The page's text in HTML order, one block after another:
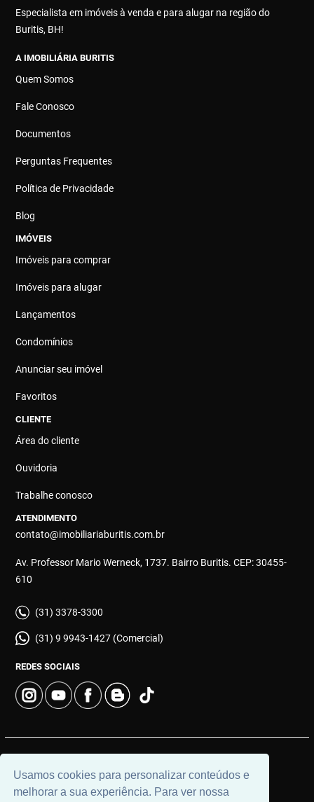
Usamos cookies para personalizar conteúdos e
melhorar a sua experiência. Para ver nossa
Especialista em imóveis à venda e para alugar na região do
Buritis, BH!
A IMOBILIÁRIA BURITIS
Quem Somos
Fale Conosco
Documentos
Perguntas Frequentes
Política de Privacidade
Blog
IMÓVEIS
Imóveis para comprar
Imóveis para alugar
Lançamentos
Condomínios
Anunciar seu imóvel
Favoritos
CLIENTE
Área do cliente
Ouvidoria
Trabalhe conosco
ATENDIMENTO
contato@imobiliariaburitis.com.br
Av. Professor Mario Werneck, 1737. Bairro Buritis. CEP: 30455-
610
(31) 3378-3300
(31) 9 9943-1427 (Comercial)
REDES SOCIAIS
Universal Software.